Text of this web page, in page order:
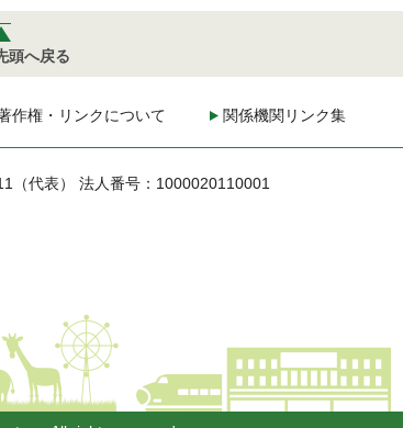
頭へ戻る
作権・リンクについて 関係機関リンク集
（代表） 法人番号：1000020110001